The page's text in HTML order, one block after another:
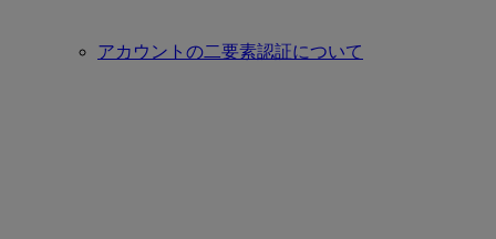
アカウントの二要素認証について